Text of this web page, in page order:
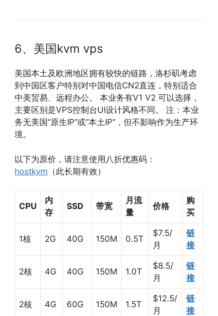
6、美国kvm vps
美国本土及欧洲地区拥有较快的链路，洛杉矶考虑
到中国区客户特别对中国电信CN2直连，特别适合
中美贸易、远程办公。 本业务有V1 V2 可以选择，
主要区别是VPS控制台UI设计风格不同。 注：本业
务无美国“原生IP”或”本土IP”，但不影响作为生产环
境。
以下为原价，请注意使用八折优惠码：
hostkvm （此长期有效）
CPU
内
存
SSD 带宽
月流
量
价格
购
买
1核 2G 40G 150M 0.5T
$7.5/
月
链
接
2核 4G 40G 150M 1.0T
$8.5/
月
链
接
2核 4G 60G 150M 1.5T
$12.5/
月
链
接